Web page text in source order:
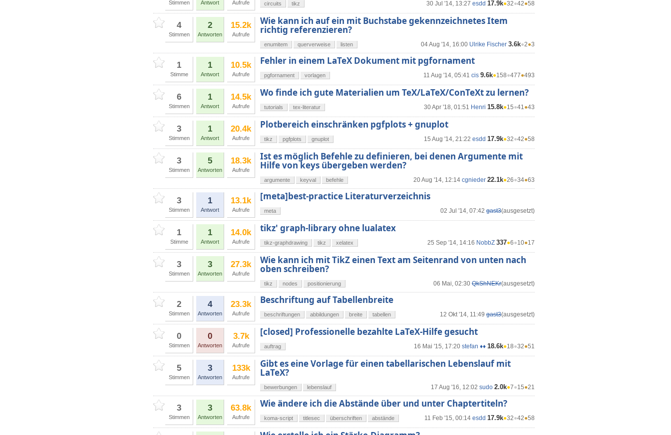
Stimmen Antwort Aufrufe 30 Jul '14, 13:27 esdd 17.9k●32●42●58
circuits tikz
4
Stimmen
2
Antworten
15.2k
Aufrufe
Wie kann ich auf ein mit Buchstabe gekennzeichnetes Item
richtig referenzieren?
04 Aug '14, 16:00 Ulrike Fischer 3.6k●2●3
enumitem querverweise listen
1
Stimme
1
Antwort
10.5k
Aufrufe
Fehler in einem LaTeX Dokument mit pgfornament
11 Aug '14, 05:41 cis 9.6k●158●477●493
pgfornament vorlagen
6
Stimmen
1
Antwort
14.5k
Aufrufe
Wo finde ich gute Materialien um TeX/LaTeX/ConTeXt zu lernen?
30 Apr '18, 01:51 Henri 15.8k●15●41●43
tutorials tex-literatur
3
Stimmen
1
Antwort
20.4k
Aufrufe
Plotbereich einschränken pgfplots + gnuplot
15 Aug '14, 21:22 esdd 17.9k●32●42●58
tikz pgfplots gnuplot
3
Stimmen
5
Antworten
18.3k
Aufrufe
Ist es möglich Befehle zu definieren, bei denen Argumente mit
Hilfe von keys übergeben werden?
20 Aug '14, 12:14 cgnieder 22.1k●26●34●63
argumente keyval befehle
3
Stimmen
1
Antwort
13.1k
Aufrufe
[meta]best-practice Literaturverzeichnis
02 Jul '14, 07:42 gast3(ausgesetzt)
meta
1
Stimme
1
Antwort
14.0k
Aufrufe
tikz' graph-library ohne lualatex
25 Sep '14, 14:16 NobbZ 337●6●10●17
tikz-graphdrawing tikz xelatex
3
Stimmen
3
Antworten
27.3k
Aufrufe
Wie kann ich mit TikZ einen Text am Seitenrand von unten nach
oben schreiben?
06 Mai, 02:30 QkShNEKr(ausgesetzt)
tikz nodes positionierung
2
Stimmen
4
Antworten
23.3k
Aufrufe
Beschriftung auf Tabellenbreite
12 Okt '14, 11:49 gast3(ausgesetzt)
beschriftungen abbildungen breite tabellen
0
Stimmen
0
Antworten
3.7k
Aufrufe
[closed] Professionelle bezahlte LaTeX-Hilfe gesucht
16 Mai '15, 17:20 stefan ♦♦ 18.6k●18●32●51
auftrag
5
Stimmen
3
Antworten
133k
Aufrufe
Gibt es eine Vorlage für einen tabellarischen Lebenslauf mit
LaTeX?
17 Aug '16, 12:02 sudo 2.0k●7●15●21
bewerbungen lebenslauf
3
Stimmen
3
Antworten
63.8k
Aufrufe
Wie ändere ich die Abstände über und unter Chaptertiteln?
11 Feb '15, 00:14 esdd 17.9k●32●42●58
koma-script titlesec überschriften abstände